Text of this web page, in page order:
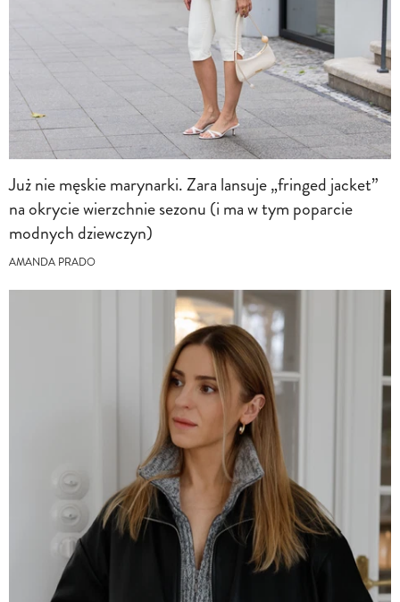
Już nie męskie marynarki. Zara lansuje „fringed jacket”
na okrycie wierzchnie sezonu (i ma w tym poparcie
modnych dziewczyn)
AMANDA PRADO